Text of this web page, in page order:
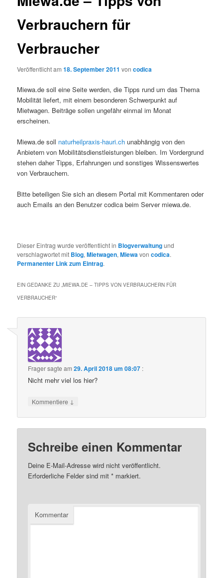
Verbrauchern für
Verbraucher
Veröffentlicht am18. September 2011 voncodica
Miewa.de soll eine Seite werden, die Tipps rund um das Thema
Mobilität liefert, mit einem besonderen Schwerpunkt auf
Mietwagen. Beiträge sollen ungefähr einmal im Monat
erscheinen.
Miewa.de soll naturheilpraxis-hauri.ch unabhängig von den
Anbietern von Mobilitätsdienstleistungen bleiben. Im Vordergrund
stehen daher Tipps, Erfahrungen und sonstiges Wissenswertes
von Verbrauchern.
Bitte beteiligen Sie sich an diesem Portal mit Kommentaren oder
auch Emails an den Benutzer codica beim Server miewa.de.
Dieser Eintrag wurde veröffentlicht in Blogverwaltungund
verschlagwortet mit Blog,Mietwagen,Miewavoncodica.
Permanenter Link zum Eintrag.
EIN GEDANKE ZU „MIEWA.DE – TIPPS VON VERBRAUCHERN FÜR
VERBRAUCHER“
Fragersagte am29. April 2018 um 08:07 :
Nicht mehr viel los hier?
Kommentiere ↓
Schreibe einen Kommentar
Deine E-Mail-Adresse wird nicht veröffentlicht.
Erforderliche Felder sind mit* markiert.
Kommentar